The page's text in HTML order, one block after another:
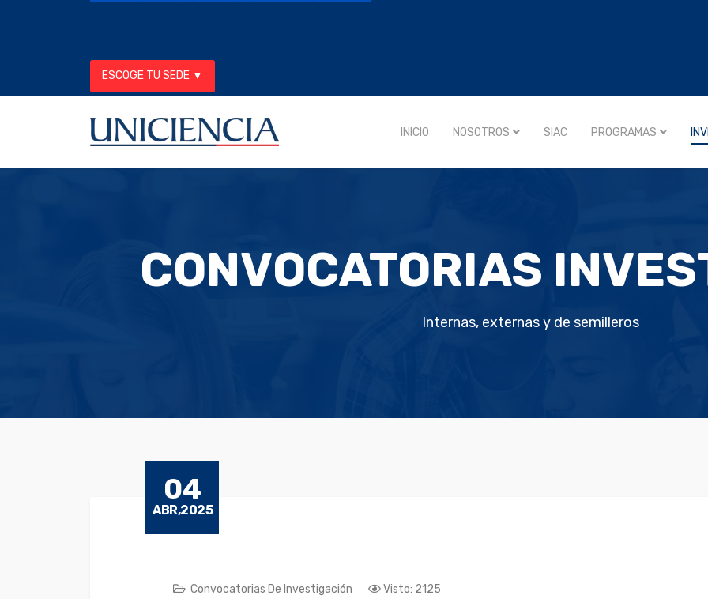
ESCOGE TU SEDE ▼
INICIO NOSOTROS SIAC PROGRAMAS
CONVOCATORIAS
Internas, externas y de semilleros
04
ABR,2025
Convocatorias De Investigación Visto: 2125